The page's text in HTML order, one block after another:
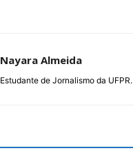
Nayara Almeida
Estudante de Jornalismo da UFPR.